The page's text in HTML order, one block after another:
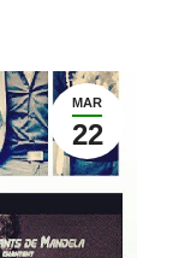
MAR
22